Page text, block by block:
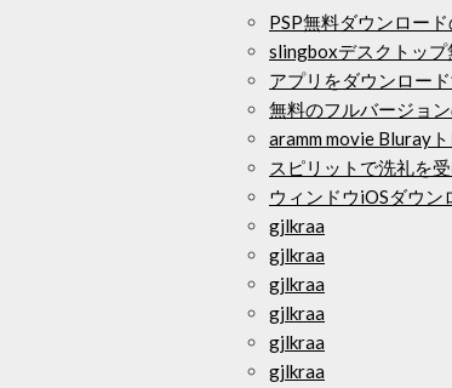
PSP無料ダウンロー
slingboxデスクトップ
アプリをダウンロー
無料のフルバージョ
aramm movie Bluray
スピリットで洗礼を
ウィンドウiOSダウン
gjlkraa
gjlkraa
gjlkraa
gjlkraa
gjlkraa
gjlkraa